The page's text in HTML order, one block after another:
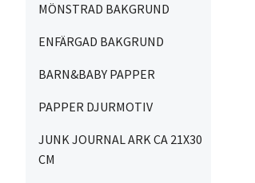
MÖNSTRAD BAKGRUND
ENFÄRGAD BAKGRUND
BARN&BABY PAPPER
PAPPER DJURMOTIV
JUNK JOURNAL ARK CA 21X30
CM